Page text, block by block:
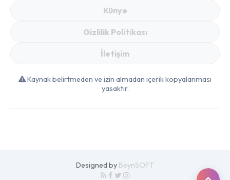
Künye
Gizlilik Politikası
İletişim
Kaynak belirtmeden ve izin almadan içerik kopyalanması
yasaktır.
Designed by BeynSOFT